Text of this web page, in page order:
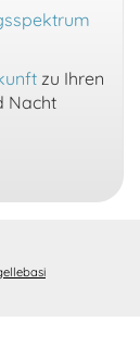
zu Ihren
Nacht